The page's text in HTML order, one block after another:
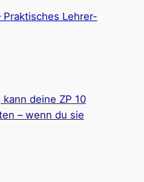
Lehrer-
deine ZP 10
– wenn du sie